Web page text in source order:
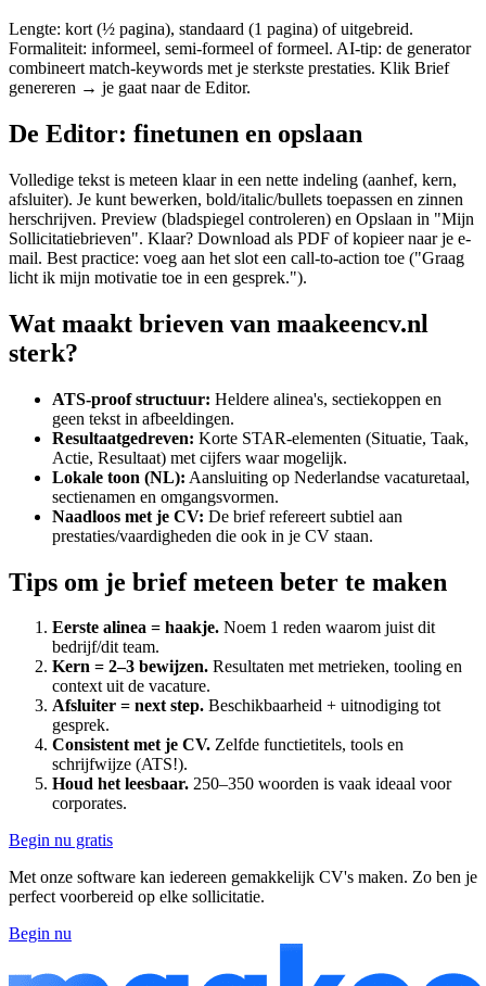
Lengte: kort (½ pagina), standaard (1 pagina) of uitgebreid.
Formaliteit: informeel, semi-formeel of formeel. AI-tip: de generator
combineert match-keywords met je sterkste prestaties. Klik Brief
genereren → je gaat naar de Editor.
De Editor: finetunen en opslaan
Volledige tekst is meteen klaar in een nette indeling (aanhef, kern,
afsluiter). Je kunt bewerken, bold/italic/bullets toepassen en zinnen
herschrijven. Preview (bladspiegel controleren) en Opslaan in "Mijn
Sollicitatiebrieven". Klaar? Download als PDF of kopieer naar je e-
mail. Best practice: voeg aan het slot een call-to-action toe ("Graag
licht ik mijn motivatie toe in een gesprek.").
Wat maakt brieven van maakeencv.nl
sterk?
ATS-proof structuur: Heldere alinea's, sectiekoppen en
geen tekst in afbeeldingen.
Resultaatgedreven: Korte STAR-elementen (Situatie, Taak,
Actie, Resultaat) met cijfers waar mogelijk.
Lokale toon (NL): Aansluiting op Nederlandse vacaturetaal,
sectienamen en omgangsvormen.
Naadloos met je CV: De brief refereert subtiel aan
prestaties/vaardigheden die ook in je CV staan.
Tips om je brief meteen beter te maken
Eerste alinea = haakje. Noem 1 reden waarom juist dit
bedrijf/dit team.
Kern = 2–3 bewijzen. Resultaten met metrieken, tooling en
context uit de vacature.
Afsluiter = next step. Beschikbaarheid + uitnodiging tot
gesprek.
Consistent met je CV. Zelfde functietitels, tools en
schrijfwijze (ATS!).
Houd het leesbaar. 250–350 woorden is vaak ideaal voor
corporates.
Begin nu gratis
Met onze software kan iedereen gemakkelijk CV's maken. Zo ben je
perfect voorbereid op elke sollicitatie.
Begin nu